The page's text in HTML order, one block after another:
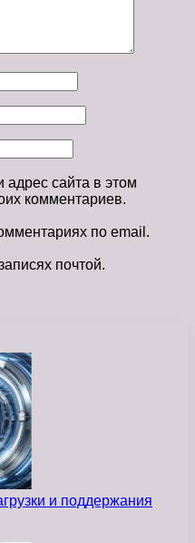
сайта в этом
комментариев.
по email.
почтой.
и поддержания